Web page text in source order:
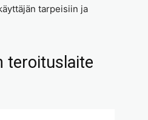
tarpeisiin ja
teroituslaite